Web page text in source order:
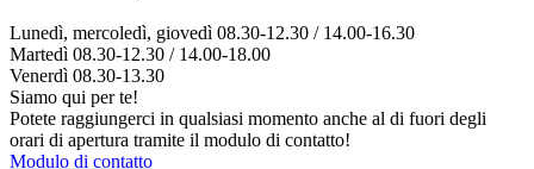
Lunedì, mercoledì, giovedì 08.30-12.30 / 14.00-16.30
Martedì 08.30-12.30 / 14.00-18.00
Venerdì 08.30-13.30
Siamo qui per te!
Potete raggiungerci in qualsiasi momento anche al di fuori degli
orari di apertura tramite il modulo di contatto!
Modulo di contatto